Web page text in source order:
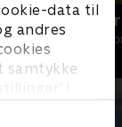
data til
andres
samtykke
i
Beier bygger
Livsstil • 1